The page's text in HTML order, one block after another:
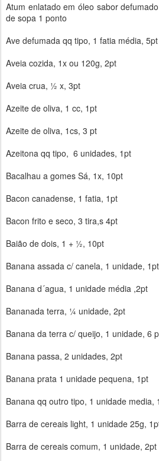
Atum enlatado em óleo sabor
de sopa 1 ponto
Ave defumada qq tipo, 1 fatia média, 5pt
Aveia cozida, 1x ou 120g, 2pt
Aveia crua, ½ x, 3pt
Azeite de oliva, 1 cc, 1pt
Azeite de oliva, 1cs, 3 pt
Azeitona qq tipo, 6 unidades, 1pt
Bacalhau a gomes Sá, 1x, 10pt
Bacon canadense, 1 fatia, 1pt
Bacon frito e seco, 3 tira,s 4pt
Baião de dois, 1 + ½, 10pt
Banana assada c/ canela, 1 unidade, 1pt
Banana d´agua, 1 unidade média ,2pt
Bananada terra, ¼ unidade, 2pt
Banana da terra c/ queijo, 1 unidade, 6
Banana passa, 2 unidades, 2pt
Banana prata 1 unidade pequena, 1pt
Banana qq outro tipo, 1 unidade media,
Barra de cereais light, 1 unidade 25g,
Barra de cereais comum, 1 unidade, 2pt